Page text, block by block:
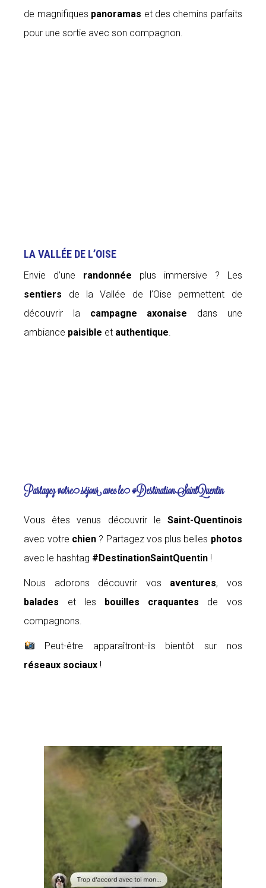
de magnifiques panoramas et des chemins parfaits
pour une sortie avec son compagnon.
LA VALLÉE DE L’OISE
Envie d’une randonnée plus immersive ? Les
sentiers de la Vallée de l’Oise permettent de
découvrir la campagne axonaise dans une
ambiance paisible et authentique
Partagez votre séjour avec le #DestinationSaintQuentin
Vous êtes venus découvrir le Saint-Quentinois
avec votre chien? Partagez vos plus belles photos
avec le hashtag #DestinationSaintQuentin !
Nous adorons découvrir vos aventures, vos
balades et les bouilles craquantes de vos
compagnons.
Peut-être apparaîtront-ils bientôt sur nos
réseaux sociaux !